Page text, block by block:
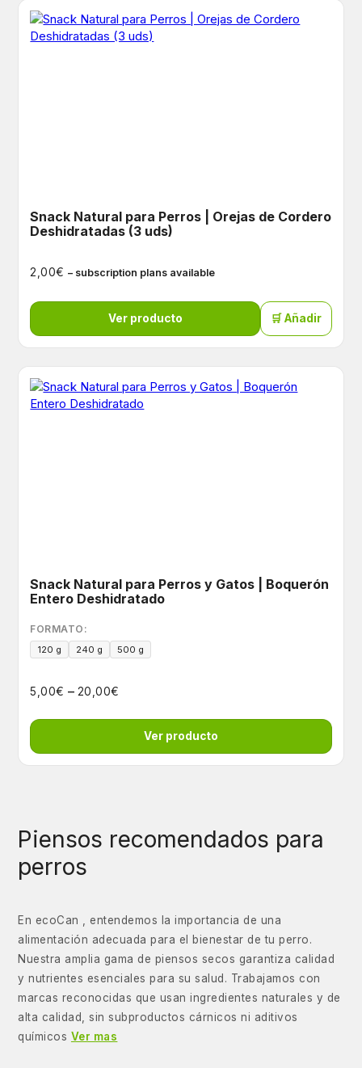
Snack Natural para Perros | Orejas de Cordero
Deshidratadas (3 uds)
2,00€ – subscription plans available
Ver producto 🛒 Añadir
Snack Natural para Perros y Gatos | Boquerón
Entero Deshidratado
FORMATO:
120 g 240 g 500 g
5,00€ – 20,00€
Ver producto
Piensos recomendados para
perros
En ecoCan , entendemos la importancia de una
alimentación adecuada para el bienestar de tu perro.
Nuestra amplia gama de piensos secos garantiza calidad
y nutrientes esenciales para su salud. Trabajamos con
marcas reconocidas que usan ingredientes naturales y de
alta calidad, sin subproductos cárnicos ni aditivos
químicos Ver mas